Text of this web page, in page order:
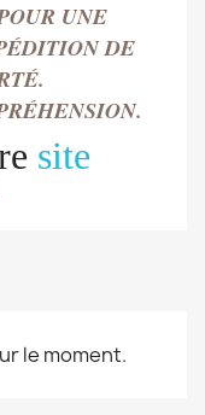
UNE
DE
É.
site
le moment.